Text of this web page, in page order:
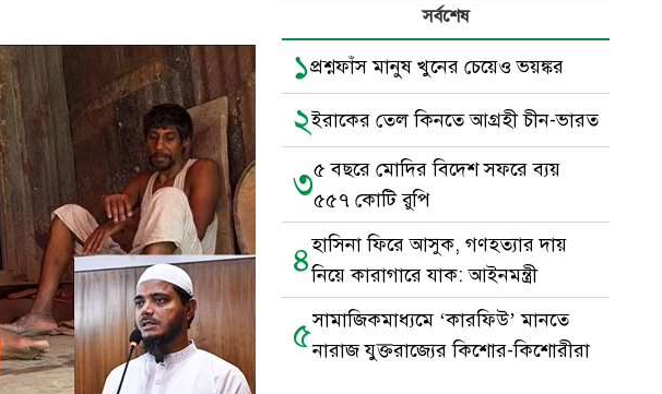
সর্বশেষ
১প্রশ্নফাঁস মানুষ খুনের চেয়েও ভয়ঙ্কর
২ইরাকের তেল কিনতে আগ্রহী চীন-ভারত
৩৫ বছরে মোদির বিদেশ সফরে ব্যয়
৫৫৭ কোটি রুপি
৪হাসিনা ফিরে আসুক, গণহত্যার দায়
নিয়ে কারাগারে যাক: আইনমন্ত্রী
৫সামাজিকমাধ্যমে ‘কারফিউ’ মানতে
নারাজ যুক্তরাজ্যের কিশোর-কিশোরীরা